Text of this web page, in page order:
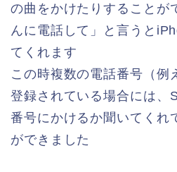
の曲をかけたりすることが
んに電話して」と言うと
てくれます
この時複数の電話番号（例
登録されている場合には、
番号にかけるか聞いてくれ
ができました